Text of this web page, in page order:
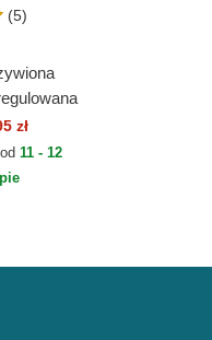
(5)
York
New Era
zł
od11 - 12